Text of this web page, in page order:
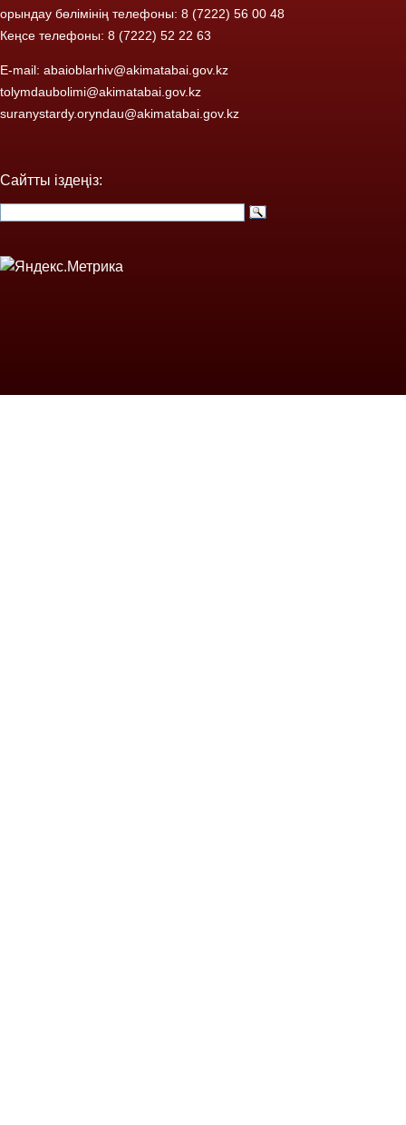
орындау бөлімінің телефоны: 8 (7222) 56 00 48
Кеңсе телефоны: 8 (7222) 52 22 63
E-mail: abaioblarhiv@akimatabai.gov.kz
tolymdaubolimi@akimatabai.gov.kz
suranystardy.oryndau@akimatabai.gov.kz
Сайтты іздеңіз: